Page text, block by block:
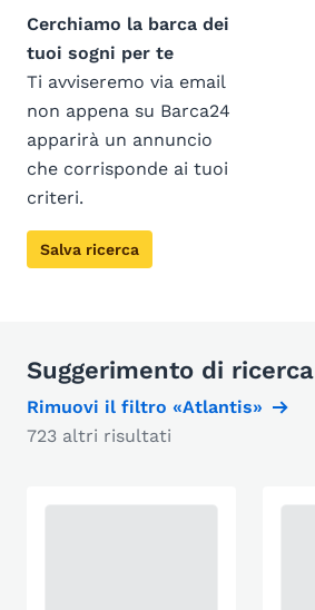
Cerchiamo la barca dei
tuoi sogni per te
Ti avviseremo via email
non appena su Barca24
apparirà un annuncio
che corrisponde ai tuoi
criteri.
Salva ricerca
Suggerimento di ricerca
Rimuovi il filtro «Atlantis»
723 altri risultati